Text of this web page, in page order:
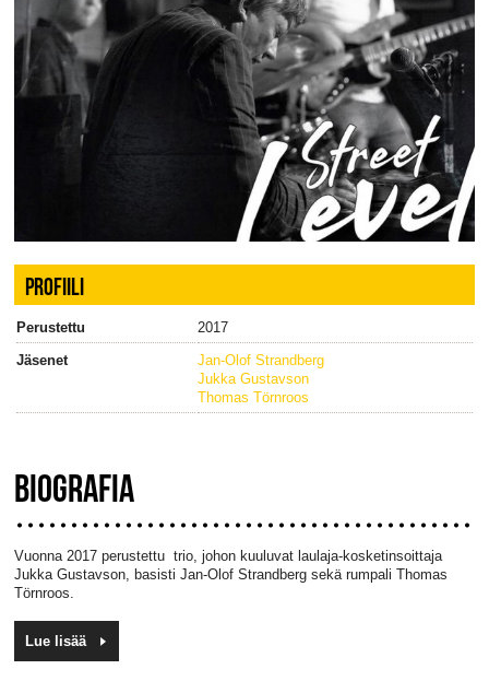
PROFIILI
Perustettu
2017
Jäsenet
Jan-Olof Strandberg
Jukka Gustavson
Thomas Törnroos
BIOGRAFIA
Vuonna 2017 perustettu trio, johon kuuluvat laulaja-kosketinsoittaja
Jukka Gustavson, basisti Jan-Olof Strandberg sekä rumpali Thomas
Törnroos.
Lue lisää